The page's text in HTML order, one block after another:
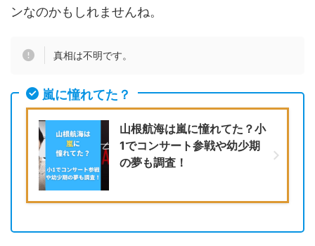
ンなのかもしれませんね。
真相は不明です。
嵐に憧れてた？
山根航海は嵐に憧れてた？小
1でコンサート参戦や幼少期
の夢も調査！